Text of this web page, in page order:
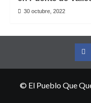
30 octubre, 2022
© El Pueblo Que